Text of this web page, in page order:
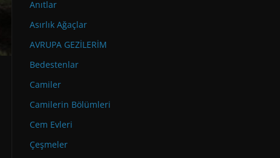
Anıtlar
Asırlık Ağaçlar
AVRUPA GEZİLERİM
Bedestenlar
Camiler
Camilerin Bölümleri
Cem Evleri
Çeşmeler